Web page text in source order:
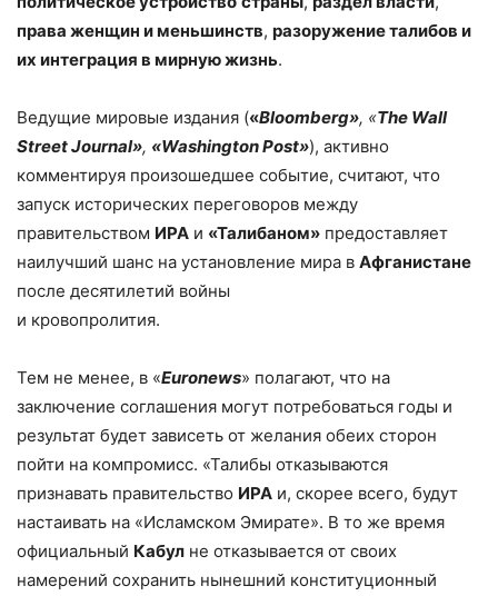
права женщин и меньшинств, разоружение талибов и
их интеграция в мирную жизнь.
Ведущие мировые издания («Bloomberg», «The Wall
StreetJournal», «WashingtonPost»), активно
комментируя произошедшее событие, считают, что
запуск исторических переговоров между
правительством ИРА и «Талибаном» предоставляет
наилучший шанс на установление мира в Афганистане
после десятилетий войны
и кровопролития.
Тем не менее, в «Euronews» полагают, что на
заключение соглашения могут потребоваться годы и
результат будет зависеть от желания обеих сторон
пойти на компромисс. «Талибы отказываются
признавать правительство ИРА и, скорее всего, будут
настаивать на «Исламском Эмирате». В то же время
официальный Кабул не отказывается от своих
намерений сохранить нынешний конституционный